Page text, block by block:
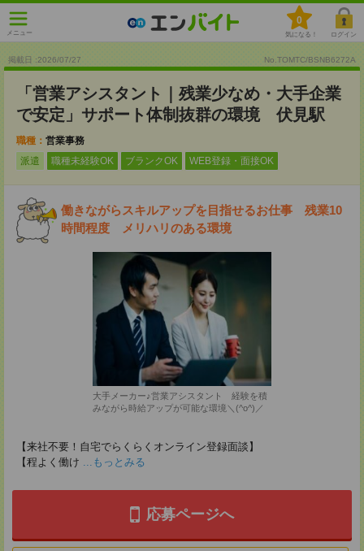
メニュー
0
気になる！ ログイン
掲載日 :2026/07/27 No.TOMTC/BSNB6272A
「営業アシスタント｜残業少なめ・大手企業
で安定」サポート体制抜群の環境 伏見駅
職種： 営業事務
派遣
職種未経験OK ブランクOK WEB登録・面接OK
働きながらスキルアップを目指せるお仕事 残業10
時間程度 メリハリのある環境
大手メーカー♪営業アシスタント 経験を積
みながら時給アップが可能な環境＼(^o^)／
【来社不要！自宅でらくらくオンライン登録面談】
【程よく働け ...もっとみる
応募ページへ